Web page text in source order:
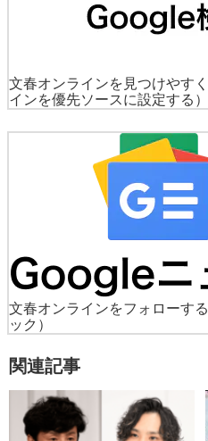
文春オンラインを見つけやす
インを優先ソースに設定する）
文春オンラインをフォローする
ック）
関連記事